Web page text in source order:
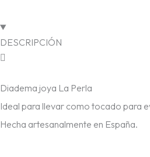
DESCRIPCIÓN
Diadema joya La Perla
Ideal para llevar como tocado para
Hecha artesanalmente en España.